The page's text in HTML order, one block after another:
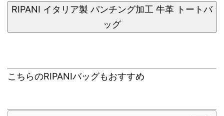
RIPANI イタリア製 パンチング加工 牛革 トートバ
ッグ
こちらのRIPANIバッグもおすすめ